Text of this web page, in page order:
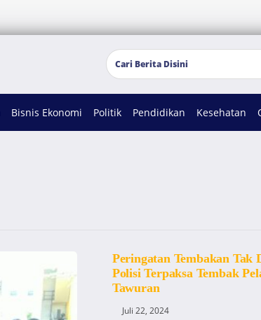
Bisnis Ekonomi Politik Pendidikan Kesehatan
Peringatan Tembakan Tak
Polisi Terpaksa Tembak
Tawuran
Juli 22, 2024